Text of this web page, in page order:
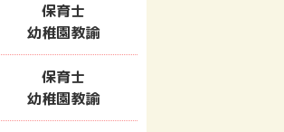
保育士
幼稚園教諭
保育士
幼稚園教諭